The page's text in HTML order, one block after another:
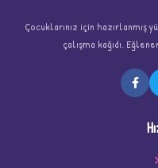
Çocuklarınız için
çalışma kağıdı.